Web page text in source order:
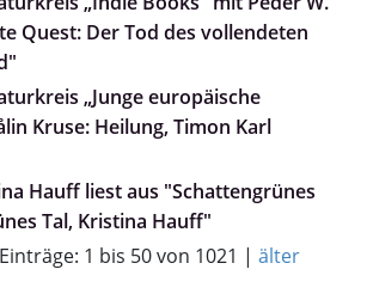
Quest: Der Tod des vollendeten
„Junge europäische
Kruse: Heilung, Timon Karl
Hauff liest aus "Schattengrünes
Tal, Kristina Hauff"
1 bis 50 von 1021 | älter